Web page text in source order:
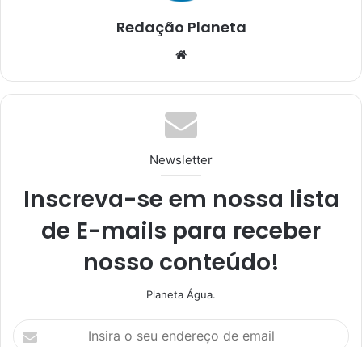
Redação Planeta
te
Newsletter
Inscreva-se em nossa lista
de E-mails para receber
nosso conteúdo!
Planeta Água.
I
n